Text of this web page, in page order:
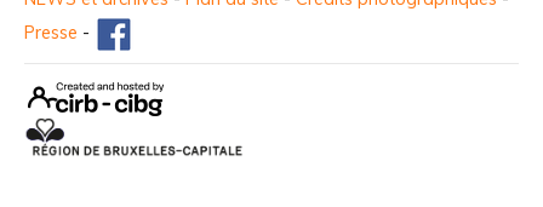
Presse -